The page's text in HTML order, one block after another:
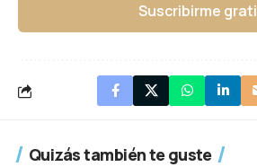
Suscribirme
Quizás también te guste